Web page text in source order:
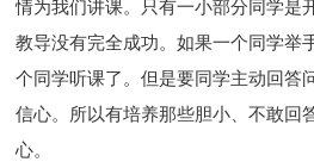
情为我们讲课。只有一小部分同学是
教导没有完全成功。如果一个同学举
个同学听课了。但是要同学主动回答
信心。所以有培养那些胆小、不敢回
心。